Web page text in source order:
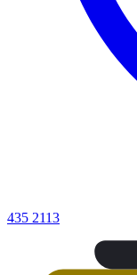
435 2113